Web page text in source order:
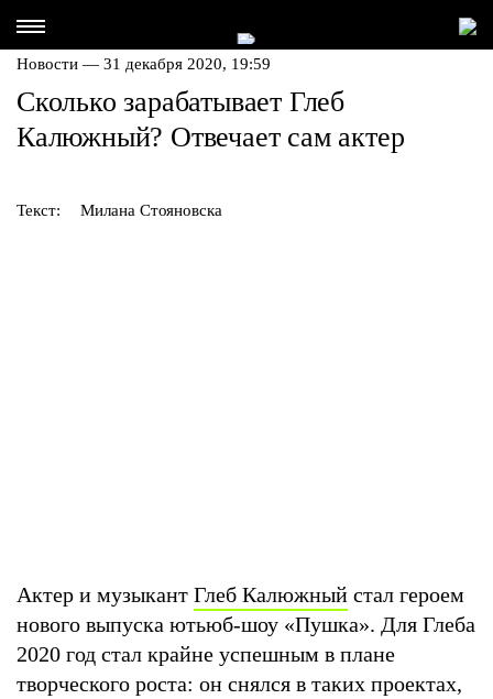
Новости — 31 декабря 2020, 19:59
Сколько зарабатывает Глеб
Калюжный? Отвечает сам актер
Текст: Милана Стояновска
Актер и музыкант Глеб Калюжный стал героем
нового выпуска ютьюб-шоу «Пушка». Для Глеба
2020 год стал крайне успешным в плане
творческого роста: он снялся в таких проектах,